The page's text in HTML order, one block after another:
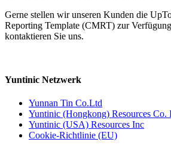
Gerne stellen wir unseren Kunden die
Reporting Template (CMRT) zur
kontaktieren Sie uns.
Yuntinic Netzwerk
Yunnan Tin Co.Ltd
Yuntinic (Hongkong) Resources Co.
Yuntinic (USA) Resources Inc
Cookie-Richtlinie (EU)